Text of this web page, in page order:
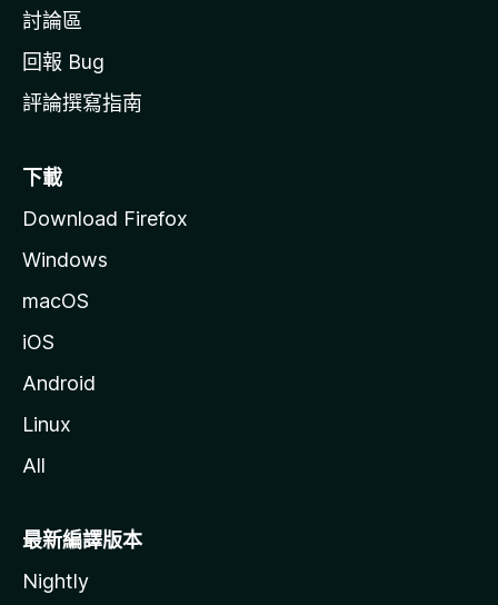
討論區
回報 Bug
評論撰寫指南
下載
Download Firefox
Windows
macOS
iOS
Android
Linux
All
最新編譯版本
Nightly